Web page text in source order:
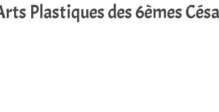
Plastiques des 6èmes